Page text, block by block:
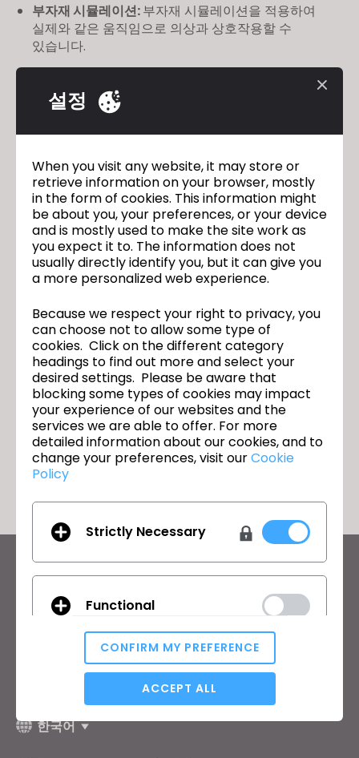
부자재 시뮬레이션:부자재 시뮬레이션을 적용하여
실제와 같은 움직임으로 의상과 상호작용할 수
있습니다.
요소를 조절 및 조합하여 다양한 가슴 모양을
포현합니다.
인터페이스로 에셋을 더 빠르고 쉽게 찾아 활용하며,
효율적으로 관리합니다.
외에 다른 2024.2 기능은여기에서 확인 가능하며,
이곳에서 다운로드 할 수 있습니다! 신기능에 대해 더
자세히 파악할 수 있는 웨비나도 곧 공개될 예정이니
스케줄을 미리 확인해보세요!
이전
클로버추얼패션, 3D 디자인 혁신을 위한 EPP
파트너십 프로그램 출시
다음
Join us for the CLO 2024.2 New
Features Webinar!
돌아가기
CLO의 최신 정보
뉴스, 프로모션, 리소스 및 다양한 소식을 확인하세요.
General Terms of Use,CLO Additional Terms,Privacy Policy
동의합니다.
한국어
설정
When you visit any website, it may store or
retrieve information on your browser, mostly
in the form of cookies. This information might
be about you, your preferences, or your device
and is mostly used to make the site work as
you expect it to. The information does not
usually directly identify you, but it can give you
a more personalized web experience.
Because we respect your right to privacy, you
can choose not to allow some type of
cookies. Click on the different category
headings to find out more and select your
desired settings. Please be aware that
blocking some types of cookies may impact
your experience of our websites and the
services we are able to offer. For more
detailed information about our cookies, and to
change your preferences, visit ourCookie
Policy
Strictly Necessary
Functional
Analytical / Performance
CONFIRM MY PREFERENCE
ACCEPT ALL